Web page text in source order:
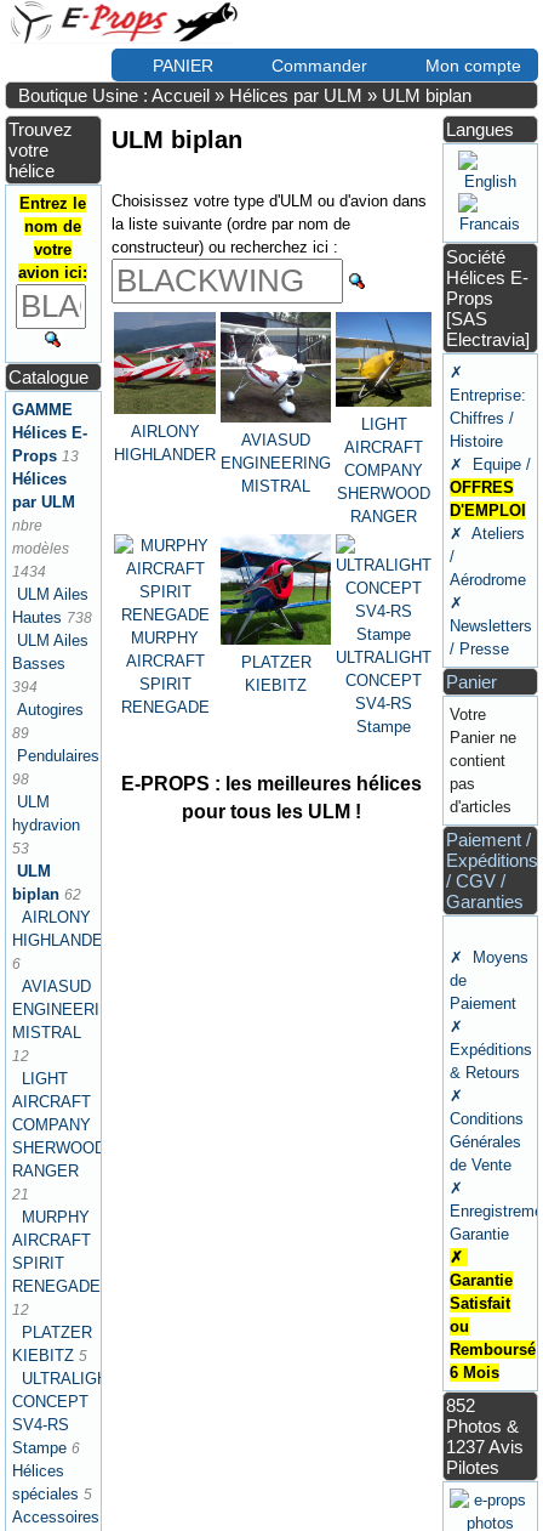
PANIER Commander Mon compte
Boutique Usine : Accueil » Hélices par ULM » ULM biplan
Trouvez
votre
hélice
Entrez le
nom de
votre
avion ici:
Catalogue
GAMME
Hélices E-
Props 13
Hélices
par ULM
nbre
modèles
1434
ULM Ailes
Hautes 738
ULM Ailes
Basses
394
Autogires
89
Pendulaires
98
ULM
hydravion
53
ULM
biplan 62
AIRLONY
HIGHLANDER
6
AVIASUD
ENGINEERING
MISTRAL
12
LIGHT
AIRCRAFT
COMPANY
SHERWOOD
RANGER
21
MURPHY
AIRCRAFT
SPIRIT
RENEGADE
12
PLATZER
KIEBITZ 5
ULTRALIGHT
CONCEPT
SV4-RS
Stampe 6
Hélices
spéciales 5
Accessoires
ULM biplan
Choisissez votre type d'ULM ou d'avion dans
la liste suivante (ordre par nom de
constructeur) ou recherchez ici :
AIRLONY
HIGHLANDER
AVIASUD
ENGINEERING
MISTRAL
LIGHT
AIRCRAFT
COMPANY
SHERWOOD
RANGER
MURPHY
AIRCRAFT
SPIRIT
RENEGADE
PLATZER
KIEBITZ
ULTRALIGHT
CONCEPT
SV4-RS
Stampe
E-PROPS : les meilleures hélices
pour tous les ULM !
Langues
Société
Hélices E-
Props
[SAS
Electravia]
✗
Entreprise:
Chiffres /
Histoire
✗ Equipe /
OFFRES
D'EMPLOI
✗ Ateliers
/
Aérodrome
✗
Newsletters
/ Presse
Panier
Votre
Panier ne
contient
pas
d'articles
Paiement /
Expéditions
/ CGV /
Garanties
✗ Moyens
de
Paiement
✗
Expéditions
& Retours
✗
Conditions
Générales
de Vente
✗
Garantie
✗
Garantie
Satisfait
ou
Remboursé
6 Mois
852
Photos &
1237 Avis
Pilotes